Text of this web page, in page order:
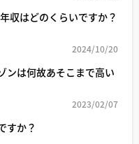
収はどのくらいですか？
2024/10/20
ンは何故あそこまで高い
2023/02/07
すか？